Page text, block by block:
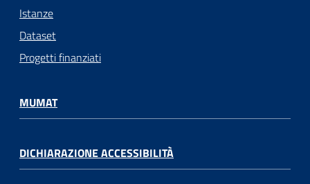
Istanze
Dataset
Progetti finanziati
MUMAT
DICHIARAZIONE ACCESSIBILITÀ